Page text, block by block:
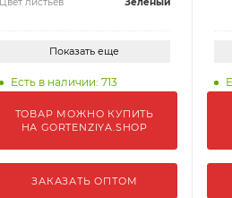
Цвет листьев Зеленый
Показать еще
Есть в наличии: 713
ТОВАР МОЖНО КУПИТЬ
НА GORTENZIYA.SHOP
ЗАКАЗАТЬ ОПТОМ